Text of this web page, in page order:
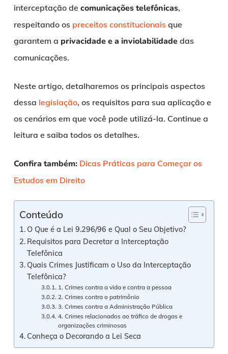
interceptação de comunicações telefônicas,
respeitando os preceitos constitucionaisque
garantem a privacidade e a inviolabilidadedas
comunicações.
Neste artigo, detalharemos os principais aspectos
dessa legislação, os requisitos para sua aplicação e
os cenários em que você pode utilizá-la. Continue a
leitura e saiba todos os detalhes.
Confira também: Dicas Práticas para Começar os
Estudos em Direito
Conteúdo
O Que é a Lei 9.296/96 e Qual o Seu Objetivo?
Requisitos para Decretar a Interceptação
Telefônica
Quais Crimes Justificam o Uso da Interceptação
Telefônica?
1. Crimes contra a vida e contra a pessoa
2. Crimes contra o patrimônio
3. Crimes contra a Administração Pública
4. Crimes relacionados ao tráfico de drogas e
organizações criminosas
Conheça o Decorando a Lei Seca